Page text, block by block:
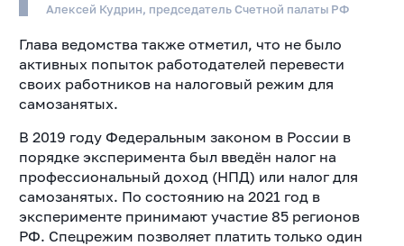
Алексей Кудрин, председатель Счетной палаты РФ
Глава ведомства также отметил, что не было
активных попыток работодателей перевести
своих работников на налоговый режим для
самозанятых.
В 2019 году Федеральным законом в России в
порядке эксперимента был введён налог на
профессиональный доход (НПД) или налог для
самозанятых. По состоянию на 2021 год в
эксперименте принимают участие 85 регионов
РФ. Спецрежим позволяет платить только один